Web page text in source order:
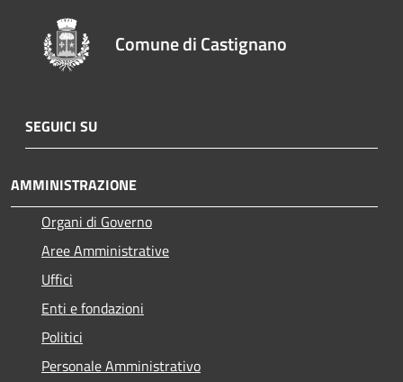
Comune di Castignano
SEGUICI SU
AMMINISTRAZIONE
Organi di Governo
Aree Amministrative
Uffici
Enti e fondazioni
Politici
Personale Amministrativo